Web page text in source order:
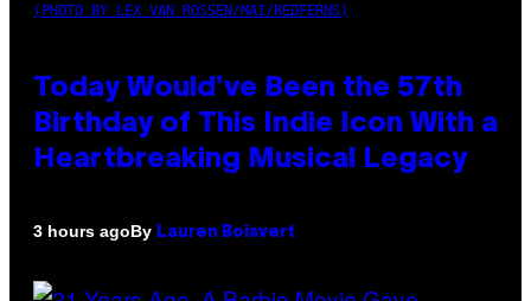
(PHOTO BY LEX VAN ROSSEN/MAI/REDFERNS)
Today Would’ve Been the 57th
Birthday of This Indie Icon With a
Heartbreaking Musical Legacy
3 hours agoBy Lauren Boisvert